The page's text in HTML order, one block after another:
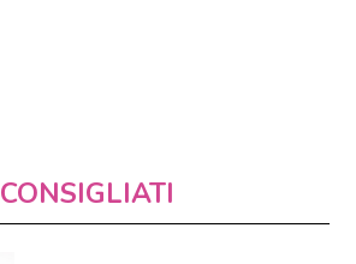
CONSIGLIATI